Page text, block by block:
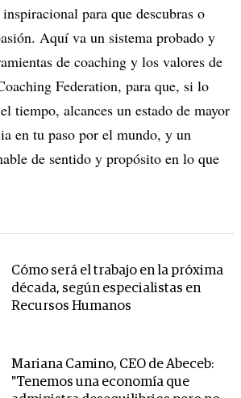
para que descubras o
Aquí va un sistema probado y
de coaching y los valores de
Federation, para que, si lo
tiempo, alcances un estado de mayor
en tu paso por el mundo, y un
de sentido y propósito en lo que
Cómo será el trabajo en la próxima
década, según especialistas en
Recursos Humanos
Mariana Camino, CEO de Abeceb:
"Tenemos una economía que